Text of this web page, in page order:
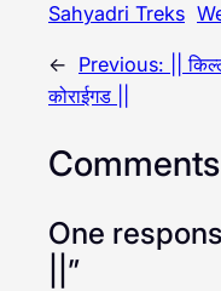
Sahyadri Treks
← Previous:
||
कोराईगड ||
Comments
One
||”